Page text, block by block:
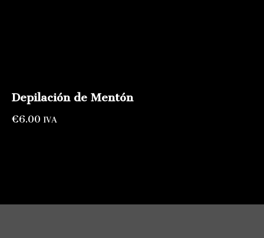
Depilación de Mentón
€6.00 IVA